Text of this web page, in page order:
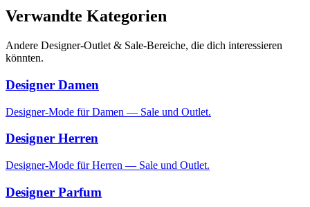
Verwandte Kategorien
Andere Designer-Outlet & Sale-Bereiche, die dich interessieren
könnten.
Designer Damen
Designer-Mode für Damen — Sale und Outlet.
Designer Herren
Designer-Mode für Herren — Sale und Outlet.
Designer Parfum